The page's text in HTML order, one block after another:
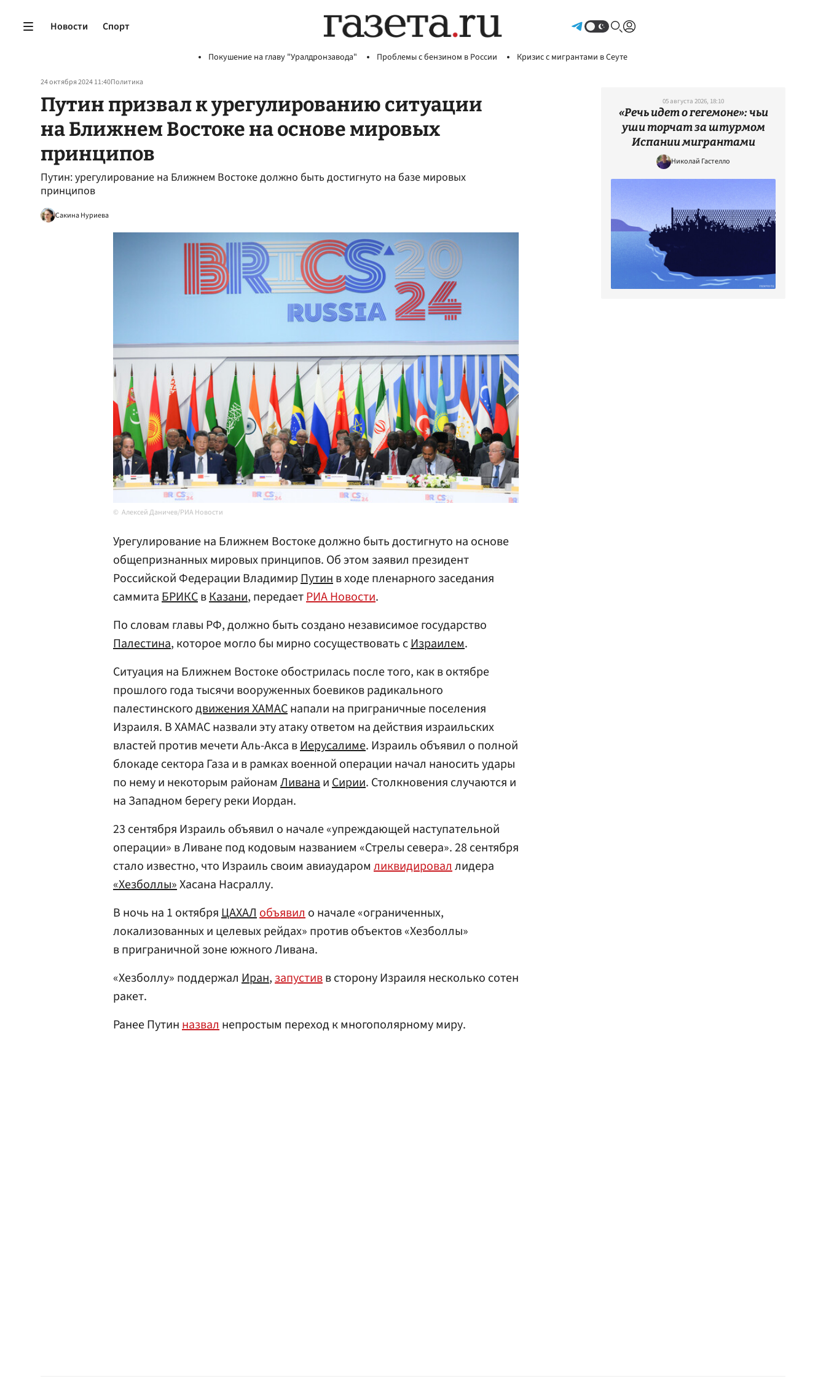
Новости Спорт
Покушение на главу "Уралдронзавода" Проблемы с бензином в России Кризис с мигрантами в Сеуте
24 октября 2024 11:40Политика
Путин призвал к урегулированию ситуации
на Ближнем Востоке на основе мировых
принципов
Путин: урегулирование на Ближнем Востоке должно быть достигнуто на базе мировых
принципов
Сакина Нуриева
Алексей Даничев/РИА Новости
Урегулирование на Ближнем Востоке должно быть достигнуто на основе
общепризнанных мировых принципов. Об этом заявил президент
Российской Федерации ВладимирПутинв ходе пленарного заседания
саммитаБРИКСвКазани, передаетРИА Новости.
По словам главы РФ, должно быть создано независимое государство
Палестина, которое могло бы мирно сосуществовать сИзраилем.
Ситуация на Ближнем Востоке обострилась после того, как в октябре
прошлого года тысячи вооруженных боевиков радикального
палестинскогодвижения ХАМАСнапали на приграничные поселения
Израиля. В ХАМАС назвали эту атаку ответом на действия израильских
властей против мечети Аль-Акса вИерусалиме. Израиль объявил о полной
блокаде сектора Газа и в рамках военной операции начал наносить удары
по нему и некоторым районам ЛиванаиСирии. Столкновения случаются и
на Западном берегу реки Иордан.
23 сентября Израиль объявил о начале «упреждающей наступательной
операции» в Ливане под кодовым названием «Стрелы севера». 28 сентября
стало известно, что Израиль своим авиаударом ликвидироваллидера
«Хезболлы»Хасана Насраллу.
В ночь на 1 октябряЦАХАЛобъявило начале «ограниченных,
локализованных и целевых рейдах» против объектов «Хезболлы»
в приграничной зоне южного Ливана.
«Хезболлу» поддержал Иран,запустивв сторону Израиля несколько сотен
ракет.
Ранее Путинназвалнепростым переход к многополярному миру.
05 августа 2026, 18:10
«Речь идет о гегемоне»: чьи
уши торчат за штурмом
Испании мигрантами
Николай Гастелло